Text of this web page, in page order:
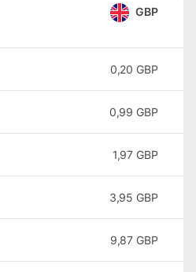
GBP
0,20 GBP
0,99 GBP
1,97 GBP
3,95 GBP
9,87 GBP